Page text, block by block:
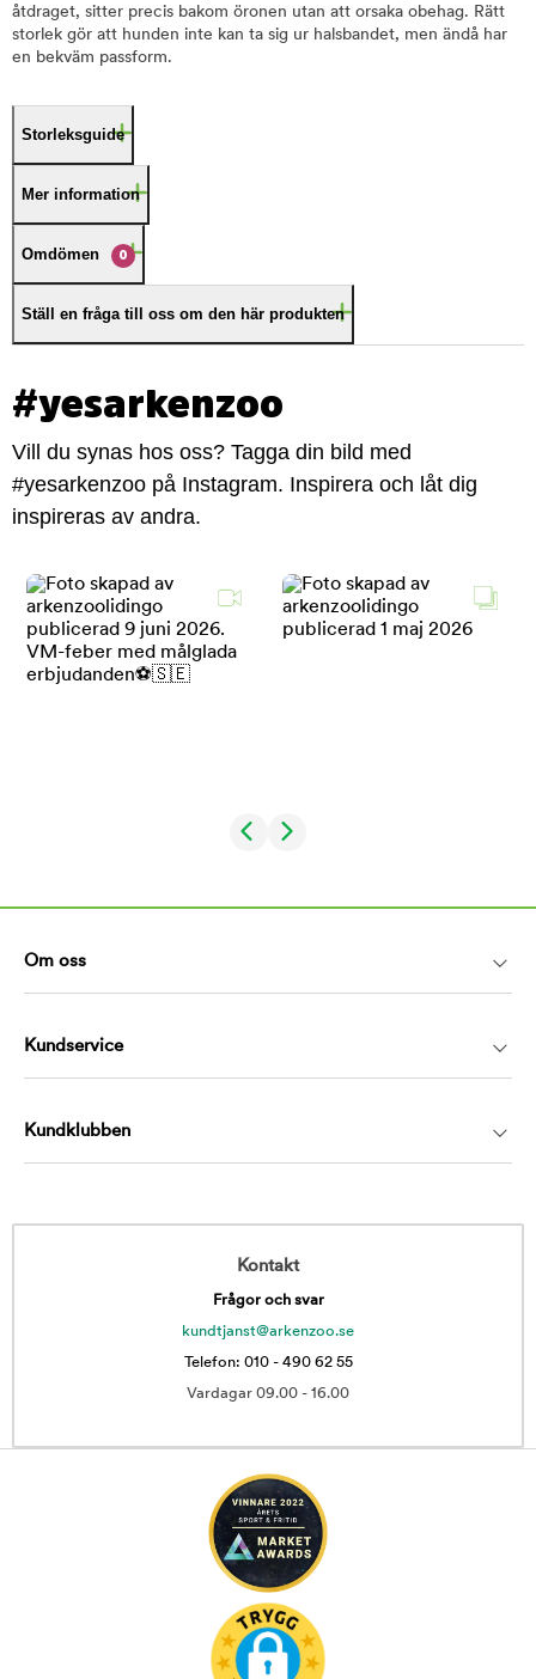
åtdraget, sitter precis bakom öronen utan att orsaka obehag. Rätt
storlek gör att hunden inte kan ta sig ur halsbandet, men ändå har
en bekväm passform.
Storleksguide
Mer information
Omdömen 0
Ställ en fråga till oss om den här produkten
#yesarkenzoo
Vill du synas hos oss? Tagga din bild med
#yesarkenzoo på Instagram. Inspirera och låt dig
inspireras av andra.
Om oss
Kundservice
Kundklubben
Kontakt
Frågor och svar
kundtjanst@arkenzoo.se
Telefon: 010 - 490 62 55
Vardagar 09.00 - 16.00